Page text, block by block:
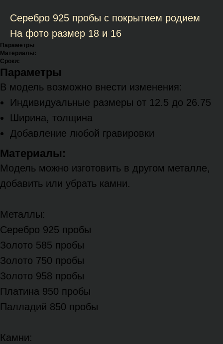
Серебро 925 пробы с покрытием родием
На фото размер 18 и 16
Параметры
Материалы:
Сроки:
Параметры
В модель возможно внести изменения:
Индивидуальные размеры от 12.5 до 26.75
Ширина, толщина
Добавление любой гравировки
Материалы:
Модель можно изготовить в другом металле,
добавить или убрать камни.
Металлы:
Серебро 925 пробы
Золото 585 пробы
Золото 750 пробы
Золото 958 пробы
Платина 950 пробы
Палладий 850 пробы
Камни: